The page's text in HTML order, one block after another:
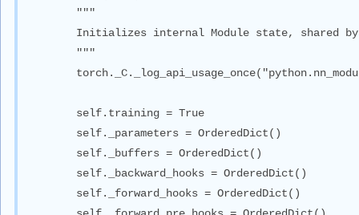
"""
Initializes internal Module state, shared by
"""
self.training = True
self._parameters = OrderedDict()
self._buffers = OrderedDict()
self._backward_hooks = OrderedDict()
self._forward_hooks = OrderedDict()